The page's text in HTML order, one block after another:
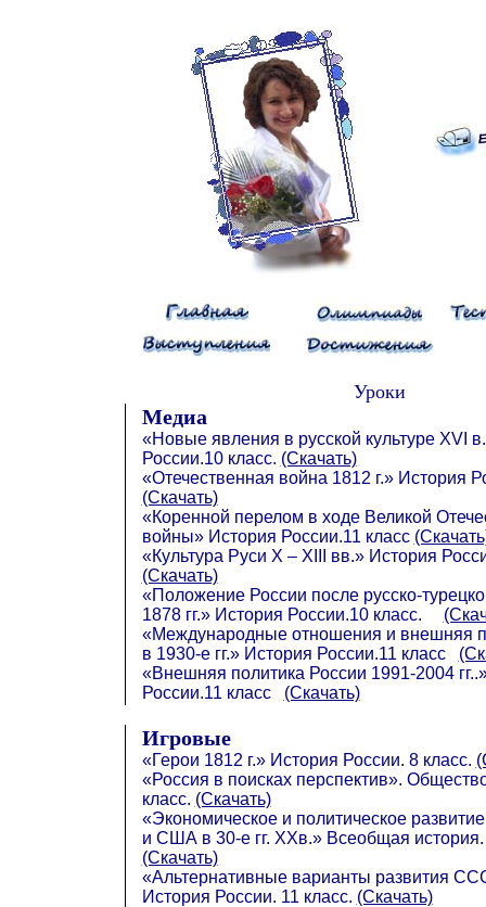
Уроки
Медиа
«Новые явления в русской культуре XVI
России.10 класс. (Скачать)
«Отечественная война 1812 г.» История
(Скачать)
«Коренной перелом в ходе Великой
войны» История России.11 класс
«Культура Руси X – XIII вв.» История
(Скачать)
«Положение России после русско-
1878 гг.» История России.10 класс.
«Международные отношения и внешняя
в 1930-е гг.» История России.11 класс
«Внешняя политика России 1991-2004
России.11 класс (Скачать)
Игровые
«Герои 1812 г.» История России. 8 класс.
«Россия в поисках перспектив».
класс. (Скачать)
«Экономическое и политическое
и США в 30-е гг. XXв.» Всеобщая история.
(Скачать)
«Альтернативные варианты развития
История России. 11 класс. (Скачать)